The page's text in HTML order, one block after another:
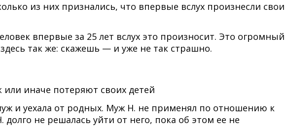
из них признались, что впервые вслух произнесли свои
впервые за 25 лет вслух это произносит. Это огромный
так же: скажешь — и уже не так страшно.
иначе потеряют своих детей
и уехала от родных. Муж Н. не применял по отношению к
не решалась уйти от него, пока об этом ее не